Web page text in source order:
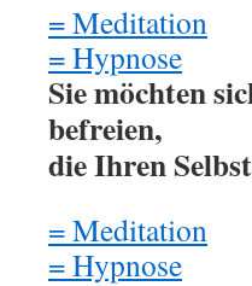
= Meditation
= Hypnose
Sie möchten
befreien,
die Ihren
=Meditation
= Hypnose